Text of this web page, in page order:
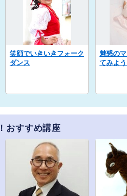
笑顔でいきいきフォーク
ダンス
魅惑の
てみよ
おすすめ講座